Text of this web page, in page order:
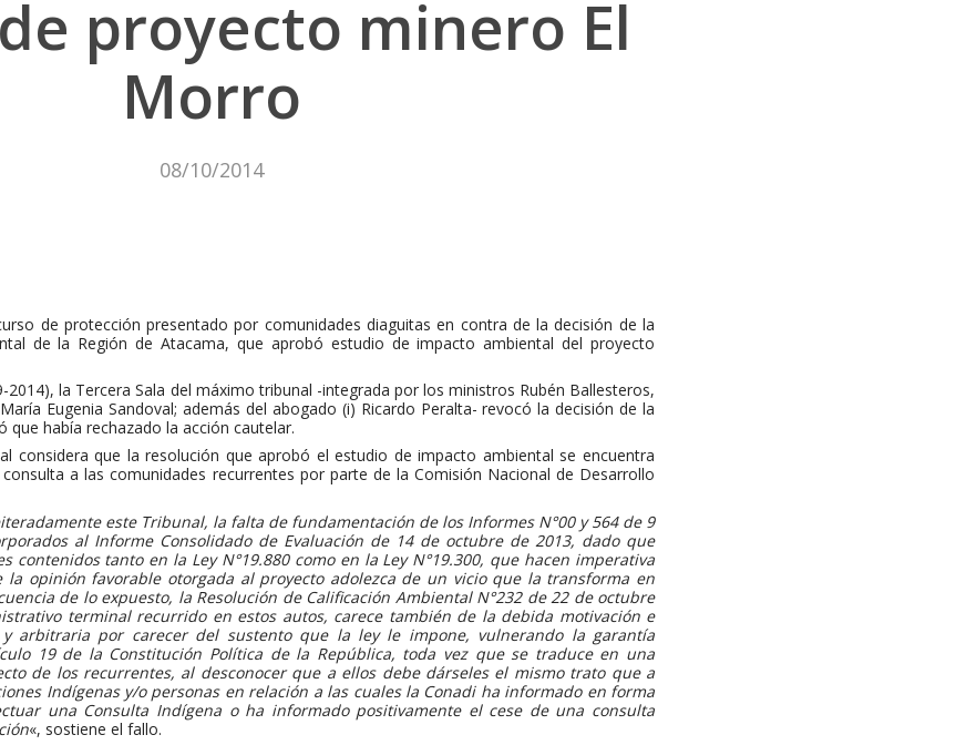
proyecto minero El
Morro
08/10/2014
de protección presentado por comunidades diaguitas en contra de la decisión de la
de la Región de Atacama, que aprobó estudio de impacto ambiental del proyecto
2014), la Tercera Sala del máximo tribunal -integrada por los ministros Rubén Ballesteros,
Eugenia Sandoval; además del abogado (i) Ricardo Peralta- revocó la decisión de la
que había rechazado la acción cautelar.
considera que la resolución que aprobó el estudio de impacto ambiental se encuentra
a las comunidades recurrentes por parte de la Comisión Nacional de Desarrollo
este Tribunal, la falta de fundamentación de los Informes N°00 y 564 de 9
al Informe Consolidado de Evaluación de 14 de octubre de 2013, dado que
contenidos tanto en la Ley N°19.880 como en la Ley N°19.300, que hacen imperativa
la opinión favorable otorgada al proyecto adolezca de un vicio que la transforma en
de lo expuesto, la Resolución de Calificación Ambiental N°232 de 22 de octubre
terminal recurrido en estos autos, carece también de la debida motivación e
arbitraria por carecer del sustento que la ley le impone, vulnerando la garantía
19 de la Constitución Política de la República, toda vez que se traduce en una
de los recurrentes, al desconocer que a ellos debe dárseles el mismo trato que a
Indígenas y/o personas en relación a las cuales la Conadi ha informado en forma
una Consulta Indígena o ha informado positivamente el cese de una consulta
«, sostiene el fallo.